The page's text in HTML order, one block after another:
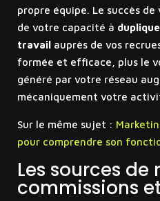
propre équipe. Le succès
de votre capacité à
travailauprès de vos
formée et efficace, plus le
généré par votre réseau
mécaniquement votre
Sur le même sujet :
pour comprendre son
Les sources de
commissions